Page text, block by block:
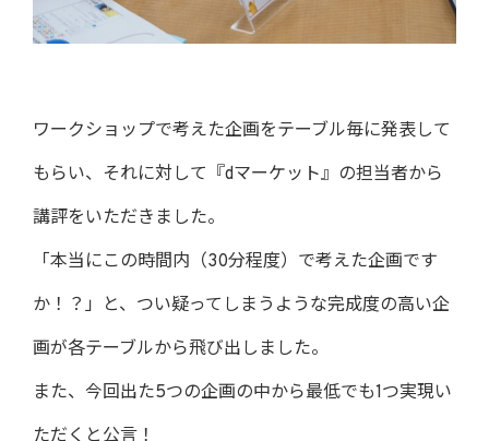
ワークショップで考えた企画をテーブル毎に発表して
もらい、それに対して『dマーケット』の担当者から
講評をいただきました。
「本当にこの時間内（30分程度）で考えた企画です
か！？」と、つい疑ってしまうような完成度の高い企
画が各テーブルから飛び出しました。
また、今回出た5つの企画の中から最低でも1つ実現い